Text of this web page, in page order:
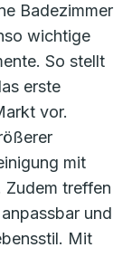
Badezimmer
wichtige
So stellt
erste
vor.
mit
Zudem treffen
und
Mit